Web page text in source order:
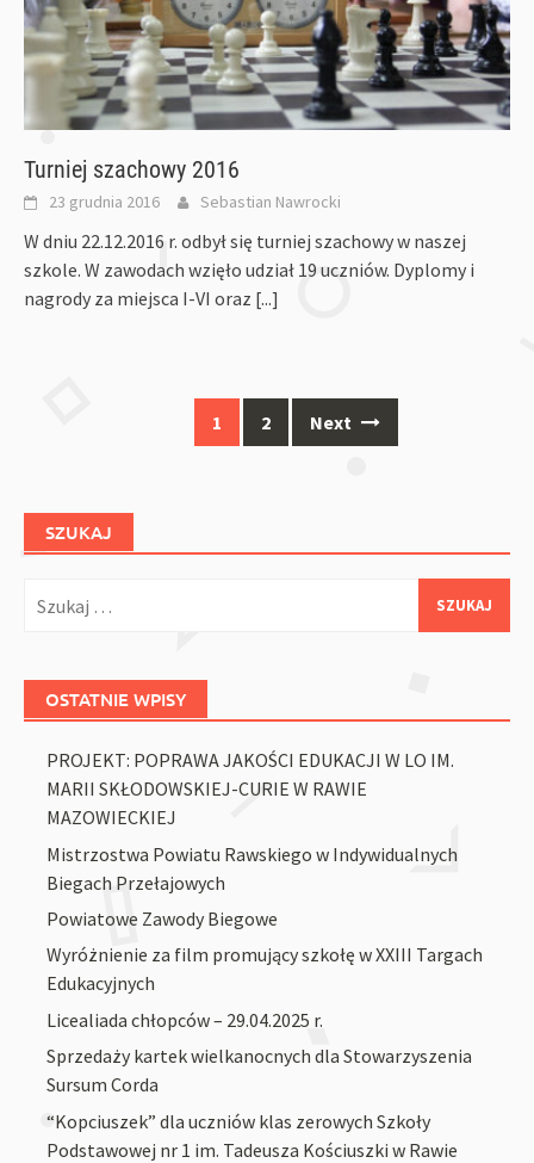
Turniej szachowy 2016
23 grudnia 2016 Sebastian Nawrocki
W dniu 22.12.2016 r. odbył się turniej szachowy w naszej
szkole. W zawodach wzięło udział 19 uczniów. Dyplomy i
nagrody za miejsca I-VI oraz [...]
1 2 Next
SZUKAJ
OSTATNIE WPISY
PROJEKT: POPRAWA JAKOŚCI EDUKACJI W LO IM.
MARII SKŁODOWSKIEJ-CURIE W RAWIE
MAZOWIECKIEJ
Mistrzostwa Powiatu Rawskiego w Indywidualnych
Biegach Przełajowych
Powiatowe Zawody Biegowe
Wyróżnienie za film promujący szkołę w XXIII Targach
Edukacyjnych
Licealiada chłopców – 29.04.2025 r.
Sprzedaży kartek wielkanocnych dla Stowarzyszenia
Sursum Corda
“Kopciuszek” dla uczniów klas zerowych Szkoły
Podstawowej nr 1 im. Tadeusza Kościuszki w Rawie